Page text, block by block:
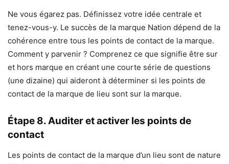
Ne vous égarez pas. Définissez votre idée centrale et
tenez-vous-y. Le succès de la marque Nation dépend de la
cohérence entre tous les points de contact de la marque.
Comment y parvenir ? Comprenez ce que signifie être sur
et hors marque en créant une courte série de questions
(une dizaine) qui aideront à déterminer si les points de
contact de la marque de lieu sont sur la marque.
Étape 8. Auditer et activer les points de
contact
Les points de contact de la marque d’un lieu sont de nature